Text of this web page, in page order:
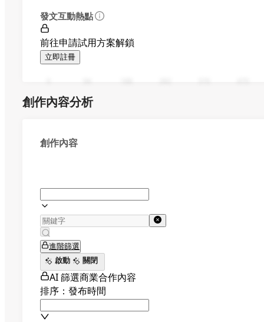
發文互動熱點
前往申請試用方案解鎖
立即註冊
創作內容分析
創作內容
進階篩選
啟動
關閉
AI 篩選商業合作內容
排序：發布時間